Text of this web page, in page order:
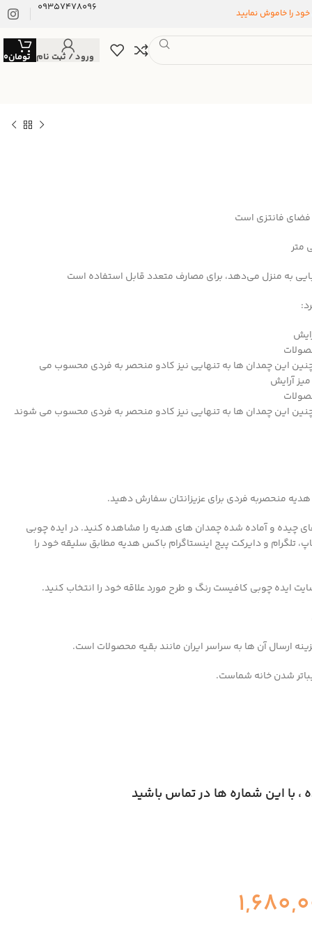
خود را خاموش نمایید 09357478096
ورود / ثبت نام تومان0
فضای فانتزی است
به منزل می‌دهد، برای مصارف متعدد قابل استفاده است
این چمدان ها به تنهایی نیز کادو منحصر به فردی محسوب می
آرایش
این چمدان ها به تنهایی نیز کادو منحصر به فردی محسوب می شوند
منحصربه فردی برای عزیزانتان سفارش دهید.
چیده و آماده شده چمدان های هدیه را مشاهده کنید. در ایده چوبی
تلگرام و دایرکت پیج اینستاگرام باکس هدیه مطابق سلیقه خود را
ایده چوبی کافیست رنگ و طرح مورد علاقه خود را انتخاب کنید.
ارسال آن ها به سراسر ایران مانند بقیه محصولات است.
شدن خانه شماست.
، با این شماره ها در تماس باشید